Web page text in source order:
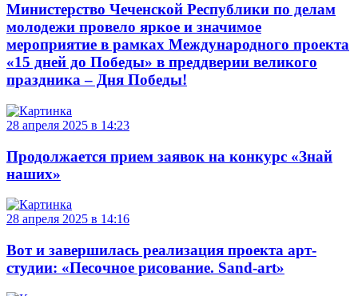
Министерство Чеченской Республики по делам
молодежи провело яркое и значимое
мероприятие в рамках Международного проекта
«15 дней до Победы» в преддверии великого
праздника – Дня Победы!
28 апреля 2025 в 14:23
Продолжается прием заявок на конкурс «Знай
наших»
28 апреля 2025 в 14:16
Вот и завершилась реализация проекта арт-
студии: «Песочное рисование. Sand-art»